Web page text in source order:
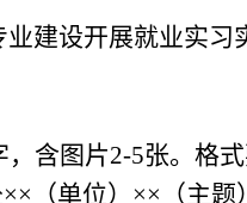
建设开展就业实
，含图片2-5张。格
×× （单位） ×× （主题